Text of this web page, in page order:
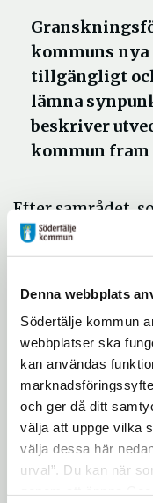
Denna webbplats
Södertälje kommun
webbplatser ska
kan användas
och ger då ditt
välja att uppge vilka
välja dessa här
urval”. Du kan när
kommuns
tillgängligt
lämna
beskriver
kommun fram
Efter samrådet,
kommunen gått
bearbetat
tillgängligt för
Översiktsplanen
bebyggda
användas,
2050. Den ska
grundläggande
vägleda det